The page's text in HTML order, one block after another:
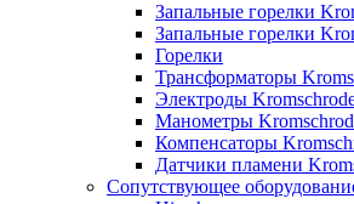
Запальные горелки
Запальные горелки
Горелки
Трансформаторы
Электроды
Манометры
Компенсаторы
Датчики пламени
Сопутствующее